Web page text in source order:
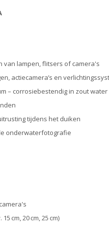
lampen, flitsers of camera's
actiecamera’s en
– corrosiebestendig in zout water
tijdens het duiken
onderwaterfotografie
cm, 20 cm, 25 cm)